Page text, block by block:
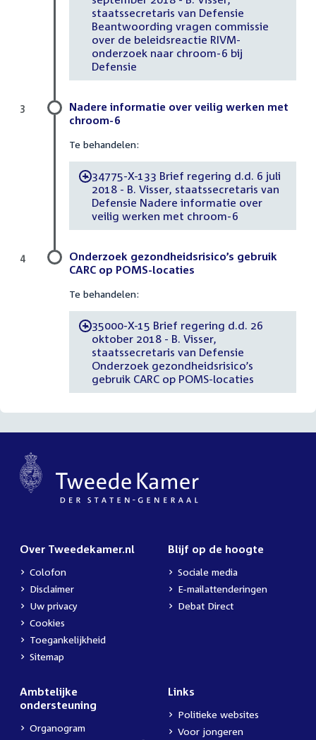
staatssecretaris van Defensie
Beantwoording vragen commissie
over de beleidsreactie RIVM-
onderzoek naar chroom-6 bij
Defensie
Nadere informatie over veilig werken met
chroom-6
Te behandelen:
-34775-X-133 Brief regering d.d. 6 juli
2018 - B. Visser, staatssecretaris van
Defensie Nadere informatie over
veilig werken met chroom-6
3
Onderzoek gezondheidsrisico’s gebruik
CARC op POMS-locaties
Te behandelen:
-35000-X-15 Brief regering d.d. 26
oktober 2018 - B. Visser,
staatssecretaris van Defensie
Onderzoek gezondheidsrisico’s
gebruik CARC op POMS-locaties
4
Over Tweedekamer.nl
Colofon
Disclaimer
Uw privacy
Cookies
Toegankelijkheid
Sitemap
Blijf op de hoogte
Sociale media
E-mailattenderingen
Debat Direct
Ambtelijke
ondersteuning
Organogram
Links
Politieke websites
Voor jongeren